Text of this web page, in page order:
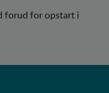
forud for opstart i